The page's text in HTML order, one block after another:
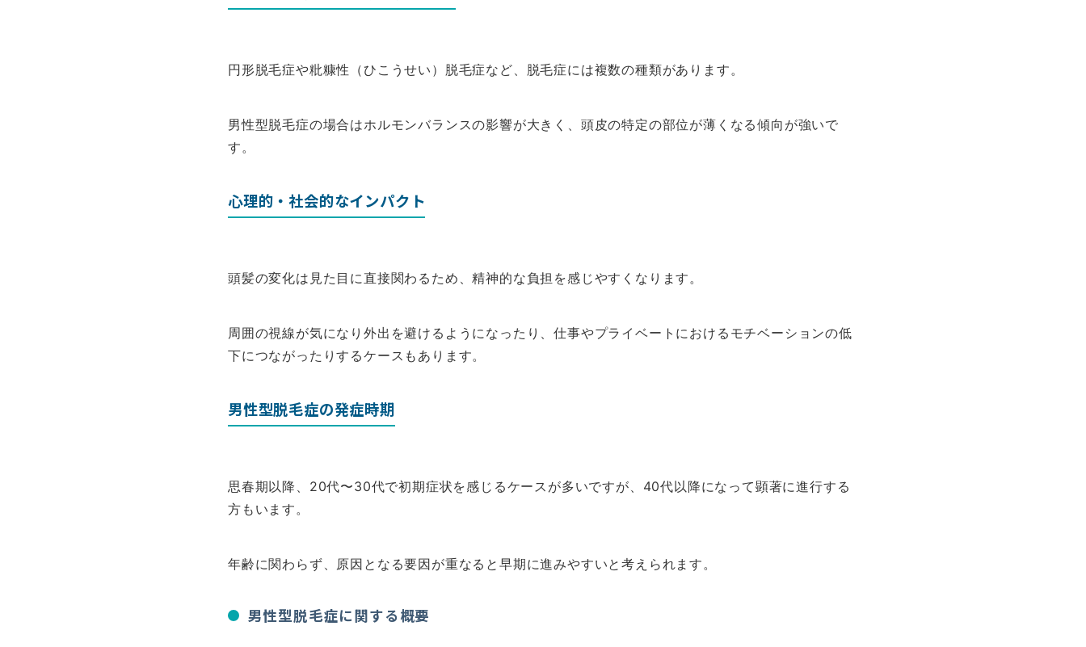
円形脱毛症や粃糠性（ひこうせい）脱毛症など、脱毛症には複数の種類があります。
男性型脱毛症の場合はホルモンバランスの影響が大きく、頭皮の特定の部位が薄くなる傾向が強いで
す。
心理的・社会的なインパクト
頭髪の変化は見た目に直接関わるため、精神的な負担を感じやすくなります。
周囲の視線が気になり外出を避けるようになったり、仕事やプライベートにおけるモチベーションの低
下につながったりするケースもあります。
男性型脱毛症の発症時期
思春期以降、20代〜30代で初期症状を感じるケースが多いですが、40代以降になって顕著に進行する
方もいます。
年齢に関わらず、原因となる要因が重なると早期に進みやすいと考えられます。
男性型脱毛症に関する概要